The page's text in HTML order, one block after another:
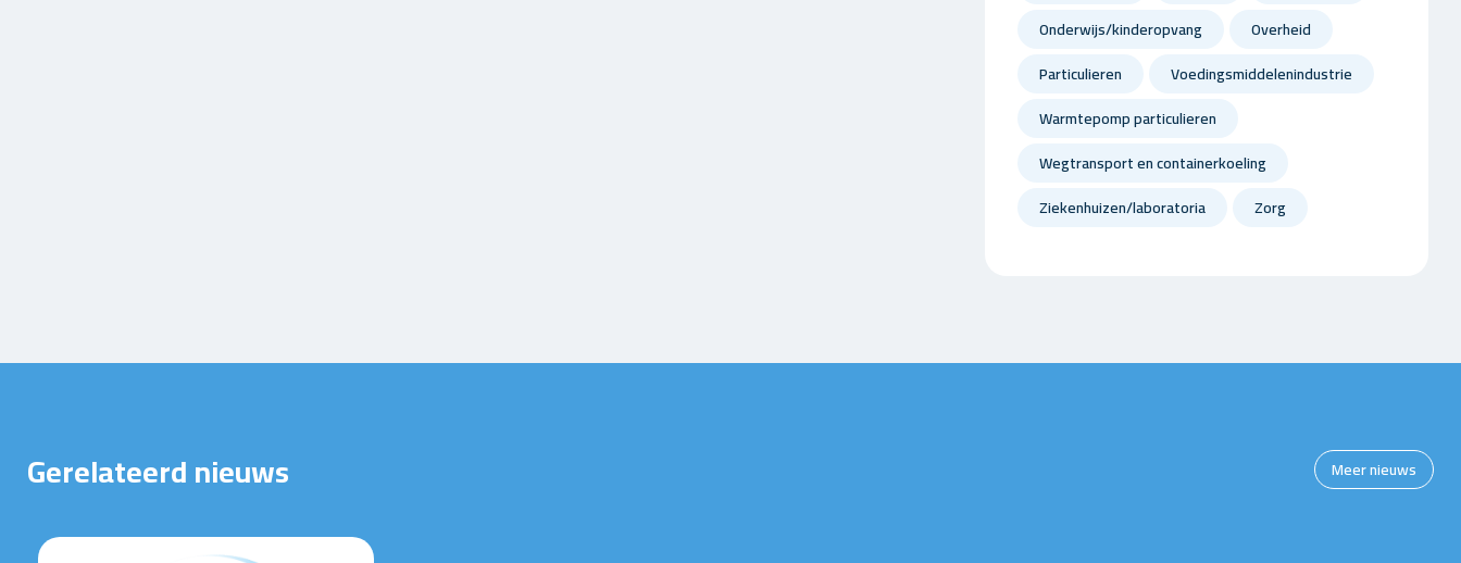
Onderwijs/kinderopvang
Overheid
Particulieren
Voedingsmiddelenindustrie
Warmtepomp particulieren
Wegtransport en containerkoeling
Ziekenhuizen/laboratoria
Zorg
Gerelateerd nieuws Meer nieuws